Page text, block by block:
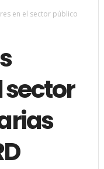
en el sector público
sector